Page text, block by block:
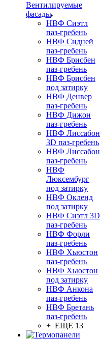
Вентилируемые
фасады
НВФ Сиэтл
паз-гребень
НВФ Сидней
паз-гребень
НВФ Брисбен
паз-гребень
НВФ Брисбен
под затирку
НВФ Денвер
паз-гребень
НВФ Дижон
паз-гребень
НВФ Лиссабон
3D паз-гребень
НВФ Лиссабон
паз-гребень
НВФ
Люксембург
под затирку
НВФ Окленд
под затирку
НВФ Сиэтл 3D
паз-гребень
НВФ Форли
паз-гребень
НВФ Хьюстон
паз-гребень
НВФ Хьюстон
под затирку
НВФ Анкона
паз-гребень
НВФ Бретань
паз-гребень
+ ЕЩЕ 13